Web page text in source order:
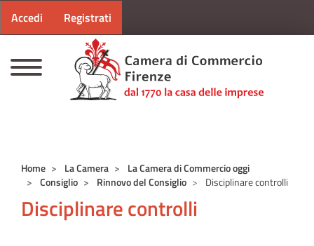
Menu profilo utente
Accedi Registrati
Home La Camera
La Camera di Commercio oggi
Consiglio
Rinnovo del Consiglio Disciplinare controlli
Disciplinare controlli